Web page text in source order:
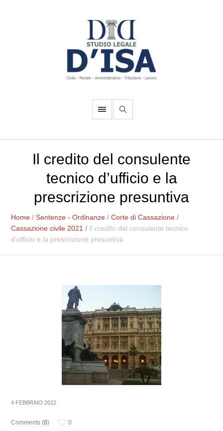
Il credito del consulente
tecnico d’ufficio e la
prescrizione presuntiva
Home /Sentenze - Ordinanze /Corte di Cassazione /
Cassazione civile 2021 / Il credito del consulente tecnico
d’ufficio e la prescrizione presuntiva
4 FEBBRAIO 2022
Comments (0)
0